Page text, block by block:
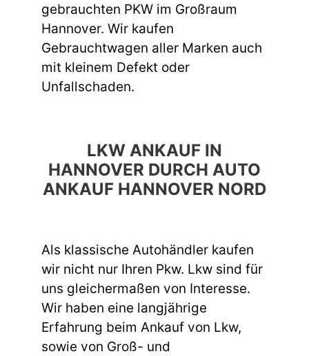
gebrauchten PKW im Großraum
Hannover. Wir kaufen
Gebrauchtwagen aller Marken auch
mit kleinem Defekt oder
Unfallschaden.
LKW ANKAUF IN
HANNOVER DURCH AUTO
ANKAUF HANNOVER NORD
Als klassische Autohändler kaufen
wir nicht nur Ihren Pkw. Lkw sind für
uns gleichermaßen von Interesse.
Wir haben eine langjährige
Erfahrung beim Ankauf von Lkw,
sowie von Groß- und